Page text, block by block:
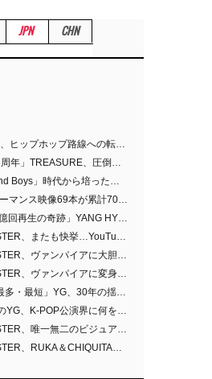
JPN CHN
TREASURE、ヒップホップ路線への転換が的中…デビュー6周年でさらなる飛躍
「デビュー6周年」TREASURE、圧倒的な実力で証明した「YGの宝」の真価
「Seotaiji and Boys」時代から培ったダンスDNA…YANG HYUN SUK、YGのパフォーマンスビデオ70億回再生の原点
YGのパフォーマンス映像69本が累計70億回再生…YANG HYUN SUKの制作哲学が実を結ぶ
「69本・70億回再生の奇跡」YANG HYUN SUK、YGのパフォーマンスビデオを100％自ら手掛けた理由
BABYMONSTER、またも快挙…YouTubeワールドワイドトレンドで1位に
BABYMONSTER、ヴァンパイアに大胆変身…YouTubeトレンド1位を獲得
BABYMONSTER、ヴァンパイアに変身…「MOON」で3か月にわたるプロジェクトを締めくくる
「史上初・最多・最短」YG、30年の揺るぎない信念が切り開いたK-POPツアーの新境地
創立30周年のYG、K-POP公演界に何を残したのか
BABYMONSTER、唯一無二のビジュアルと圧倒的な表現力…『MOON』
BABYMONSTER、RUKA＆CHIQUITAの「MOON」ビジュアルを公開…洗練されたカリスマ性・ユニークなビジュアル